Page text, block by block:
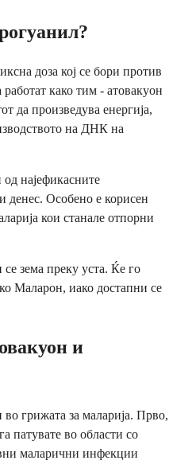
доза кој се бори против
како тим - атовакуон
да произведува енергија,
на ДНК на
од најефикасните
денес. Особено е корисен
кои станале отпорни
зема преку уста. Ќе го
Маларон, иако достапни се
и
грижата за маларија. Прво,
патувате во области со
маларични инфекции